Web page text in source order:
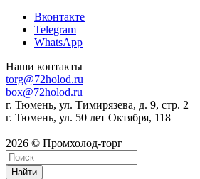
Вконтакте
Telegram
WhatsApp
Наши контакты
torg@72holod.ru
box@72holod.ru
г. Тюмень, ул. Тимирязева, д. 9, стр. 2
г. Тюмень, ул. 50 лет Октября, 118
2026 © Промхолод-торг
Найти